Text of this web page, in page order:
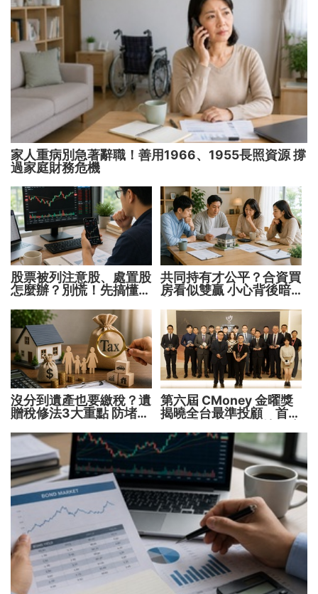
家人重病別急著辭職！善用1966、1955長照資源 撐
過家庭財務危機
股票被列注意股、處置股
怎麼辦？別慌！先搞懂背
共同持有才公平？合資買
房看似雙贏 小心背後暗
沒分到遺產也要繳稅？遺
贈稅修法3大重點 防堵惡
第六屆 CMoney 金曜獎
揭曉全台最準投顧 首度
用 助攻投顧、投信打造
下一代